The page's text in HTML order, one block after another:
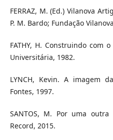
FERRAZ, M. (Ed.) Vilanova
P. M. Bardo; Fundação
FATHY, H. Construindo com
Universitária, 1982.
LYNCH, Kevin. A imagem
Fontes, 1997.
SANTOS, M. Por uma outra
Record, 2015.